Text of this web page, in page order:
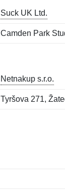
Suck UK Ltd.
Camden Park
Netnakup s.r.o.
Tyršova 271,